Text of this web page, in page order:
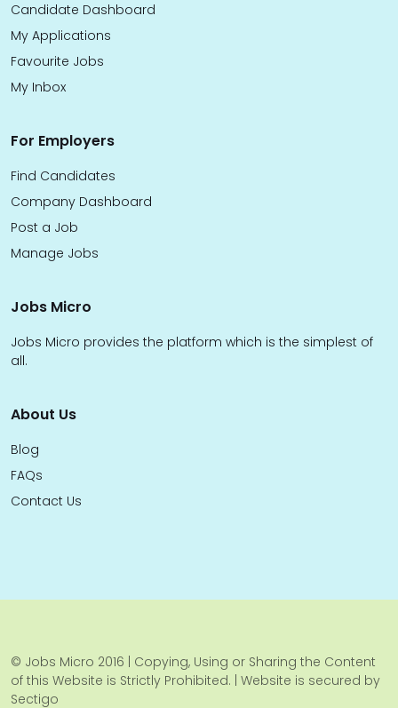
Candidate Dashboard
My Applications
Favourite Jobs
My Inbox
For Employers
Find Candidates
Company Dashboard
Post a Job
Manage Jobs
Jobs Micro
Jobs Micro provides the platform which is the simplest of
all.
About Us
Blog
FAQs
Contact Us
© Jobs Micro 2016 | Copying, Using or Sharing the Content
of this Website is Strictly Prohibited. | Website is secured by
Sectigo